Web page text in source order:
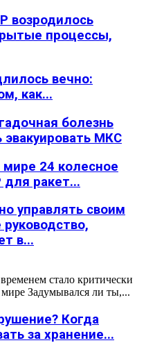
возродилось
процессы,
вечно:
как...
болезнь
МКС
24 колесное
ракет...
управлять своим
в...
стало критически
Задумывался ли ты,...
Когда
за хранение...